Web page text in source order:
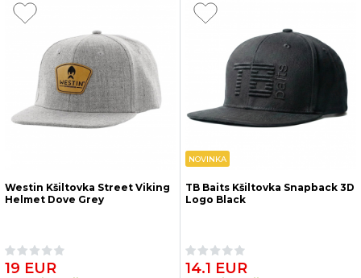
Westin Kšiltovka Street Viking
Helmet Dove Grey
19 EUR
NOVINKA
TB Baits Kšiltovka Snapback 3D
Logo Black
14.1 EUR